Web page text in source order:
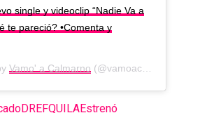
single y videoclip “Nadie Va a
te pareció? •Comenta y
Vamo' a Calmarno (@vamoacalmarno.cl) on
DREFQUILAEstrenó